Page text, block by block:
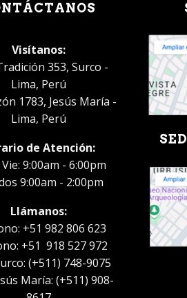
Visítanos:
353, Surco -
Lima, Perú
1783, Jesús María -
Lima, Perú
de Atención:
9:00am - 6:00pm
9:00am - 2:00pm
Llámanos:
+51 982 806 623
+51 918 527 972
(+511) 748-9075
María: (+511) 908-